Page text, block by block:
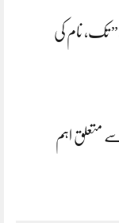
تک، نام کی
متعلق اہم